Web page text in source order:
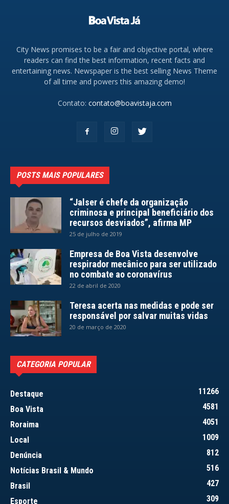
City News promises to be a fair and objective portal, where
readers can find the best information, recent facts and
entertaining news. Newspaper is the best selling News Theme
of all time and powers this amazing demo!
Contato: contato@boavistaja.com
POSTS MAIS POPULARES
“Jalser é chefe da organização
criminosa e principal beneficiário dos
recursos desviados”, afirma MP
25 de julho de 2019
Empresa de Boa Vista desenvolve
respirador mecânico para ser utilizado
no combate ao coronavírus
22 de abril de 2020
Teresa acerta nas medidas e pode ser
responsável por salvar muitas vidas
20 de março de 2020
CATEGORIA POPULAR
Destaque
11266
Boa Vista
4581
Roraima
4051
Local
1009
Denúncia
812
Notícias Brasil & Mundo
516
Brasil
427
Esporte
309